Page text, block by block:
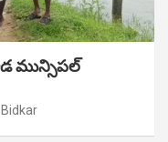
మున్సిపల్